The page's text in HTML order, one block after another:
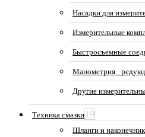
Насадки для
Измерительные
Быстросъемные
Манометрия_
Другие
Техника смазки 19
Шланги и